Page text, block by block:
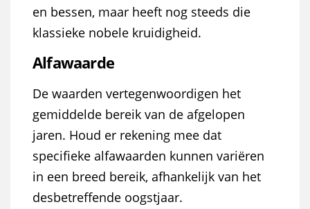
en bessen, maar heeft nog steeds die
klassieke nobele kruidigheid.
Alfawaarde
De waarden vertegenwoordigen het
gemiddelde bereik van de afgelopen
jaren. Houd er rekening mee dat
specifieke alfawaarden kunnen variëren
in een breed bereik, afhankelijk van het
desbetreffende oogstjaar.